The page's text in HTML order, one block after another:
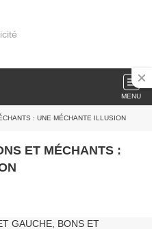
MENU
: UNE MÉCHANTE ILLUSION
ET MÉCHANTS :